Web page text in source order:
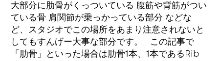
大部分に肋骨がくっついている 腹筋や背筋がつい
ている骨 肩関節が乗っかっている部分 などな
ど、スタジオでこの場所をあまり注意されないと
してもすんげー大事な部分です。 この記事で
「肋骨」といった場合は肋骨1本、1本であるRib